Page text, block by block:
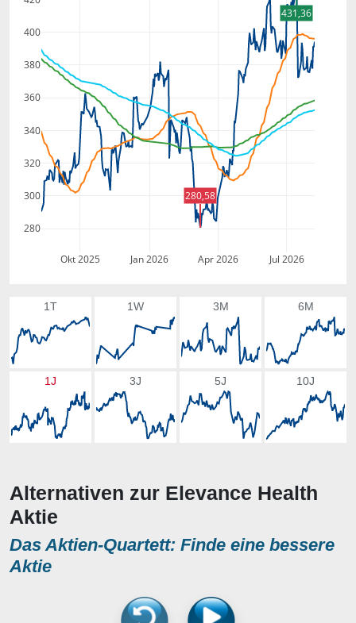
Okt 2025 Jan 2026 Apr 2026 Jul 2026
280
300
320
340
360
380
400
431,36
280,58
1T 1W 3M 6M
1J 3J 5J 10J
Alternativen zur Elevance Health
Aktie
Das Aktien-Quartett: Finde eine bessere
Aktie